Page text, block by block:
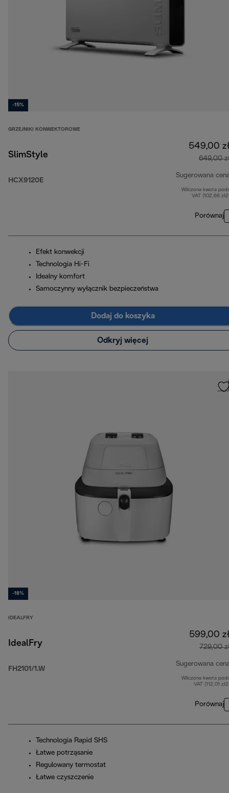
-15%
GRZEJNIKI KONWEKTOROWE
SlimStyle
HCX9120E
549,00
649,00
Sugerowana
Wliczona kwota
VAT (102,66
Porównaj
Efekt konwekcji
Technologia Hi-Fi
Idealny komfort
Samoczynny wyłącznik bezpieczeństwa
Dodaj do koszyka
Odkryj więcej
-18%
IDEALFRY
IdealFry
FH2101/1.W
599,00
729,00
Sugerowana
Wliczona kwota
VAT (112,01
Porównaj
Technologia Rapid SHS
Łatwe potrząsanie
Regulowany termostat
Łatwe czyszczenie